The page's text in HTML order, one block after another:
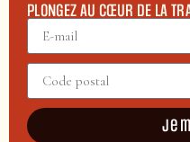
PLONGEZ AU CŒUR DE LA
Je